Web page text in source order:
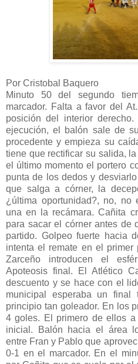
Por Cristobal Baquero
Minuto 50 del segundo
marcador. Falta a favor del
posición del interior
ejecución, el balón sale de
procedente y empieza su
tiene que rectificar su salida,
el último momento el portero
punta de los dedos y
que salga a córner, la
¿última oportunidad?, no, no
una en la recámara. Cañita
para sacar el córner antes de
partido. Golpeo fuerte hacia
intenta el remate en el
Zarceño introducen el
Apoteosis final. El Atlético
descuento y se hace con el
municipal esperaba un final
principio tan goleador. En los
4 goles. El primero de ellos
inicial. Balón hacia el área
entre Fran y Pablo que
0-1 en el marcador. En el